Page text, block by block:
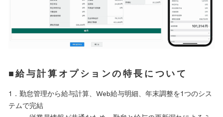
■給与計算オプションの特長について
1．勤怠管理から給与計算、Web給与明細、年末調整を1つのシス
テムで完結